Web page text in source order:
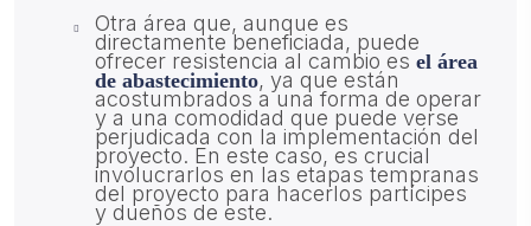
Otra área que, aunque es
directamente beneficiada, puede
ofrecer resistencia al cambio es el área
de abastecimiento, ya que están
acostumbrados a una forma de operar
y a una comodidad que puede verse
perjudicada con la implementación del
proyecto. En este caso, es crucial
involucrarlos en las etapas tempranas
del proyecto para hacerlos partícipes
y dueños de este.